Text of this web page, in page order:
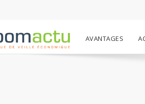
AVANTAGES